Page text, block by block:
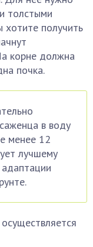
толстыми
хотите получить
корне должна
почка.
в воду
менее 12
лучшему